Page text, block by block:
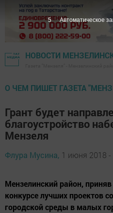
НОВОСТИ
О ЧЕМ ПИШЕТ ГАЗЕТА
Грант будет
благоустройство
Мензеля
Флура Мусина, 1 июня 2018 -
Мензелинский район,
конкурсе лучших проектов
городской среды в малых
5 Автоматическое